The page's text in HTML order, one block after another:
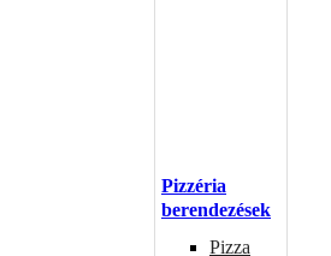
Pizzéria
berendezések
Pizza